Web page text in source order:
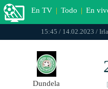
En TV | Todo | En
15:45 / 14.02.2023 /
Dundela